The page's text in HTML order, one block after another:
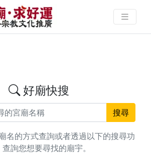
壁區公司命名廟宇資
好運 找到與您有緣的
好廟快搜
搜尋
名的方式查詢或者透過以下的搜尋功
詢您想要尋找的廟宇。